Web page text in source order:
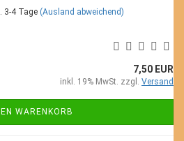
3-4 Tage (Ausland abweichend)
7,50 EUR
inkl. 19% MwSt. zzgl. Versand
WARENKORB